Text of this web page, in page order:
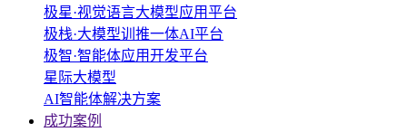
极星·视觉语言大模型应用平台
极栈·大模型训推一体AI平台
极智·智能体应用开发平台
星际大模型
AI智能体解决方案
成功案例